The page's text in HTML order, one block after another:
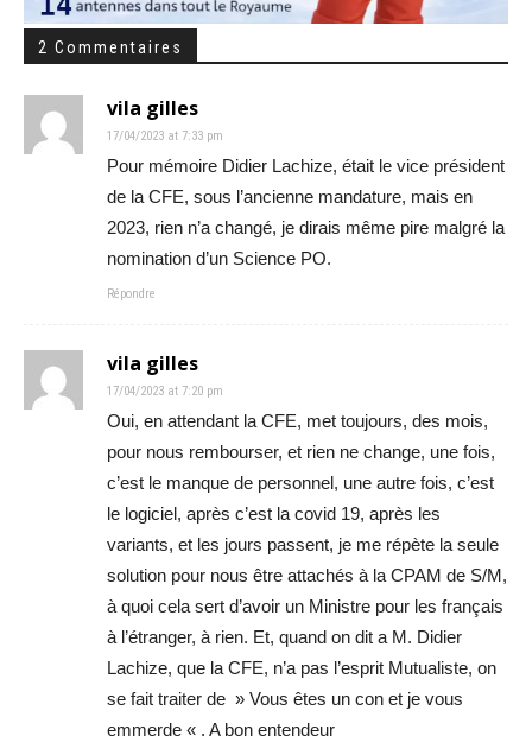
2 Commentaires
vila gilles
17/04/2023 at 7:33 pm
Pour mémoire Didier Lachize, était le vice président
de la CFE, sous l’ancienne mandature, mais en
2023, rien n’a changé, je dirais même pire malgré la
nomination d’un Science PO.
Répondre
vila gilles
17/04/2023 at 7:20 pm
Oui, en attendant la CFE, met toujours, des mois,
pour nous rembourser, et rien ne change, une fois,
c’est le manque de personnel, une autre fois, c’est
le logiciel, après c’est la covid 19, après les
variants, et les jours passent, je me répète la seule
solution pour nous être attachés à la CPAM de S/M,
à quoi cela sert d’avoir un Ministre pour les français
à l’étranger, à rien. Et, quand on dit a M. Didier
Lachize, que la CFE, n’a pas l’esprit Mutualiste, on
se fait traiter de » Vous êtes un con et je vous
emmerde « . A bon entendeur